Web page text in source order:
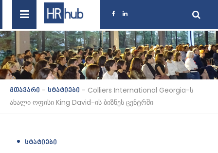
მთავარი - სტატიები - Colliers International Georgia-ს
ახალი ოფისი King David-ის ბიზნეს ცენტრში
ᲡᲢᲐᲢᲘᲔᲑᲘ